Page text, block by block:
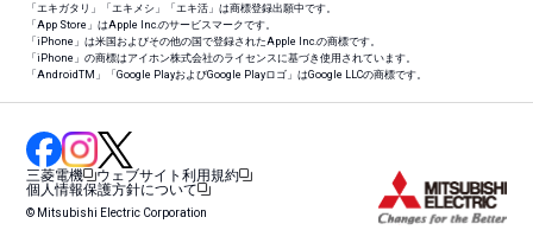
「エキガタリ」「エキメシ」「エキ活」は商標登録出願中です。
「App Store」はApple Inc.のサービスマークです。
「iPhone」は米国およびその他の国で登録されたApple Inc.の商標です。
「iPhone」の商標はアイホン株式会社のライセンスに基づき使用されています。
「AndroidTM 」「Google PlayおよびGoogle Playロゴ」はGoogle LLCの商標です。
三菱電機
ウェブサイト利用規約
個人情報保護方針について
© Mitsubishi Electric Corporation